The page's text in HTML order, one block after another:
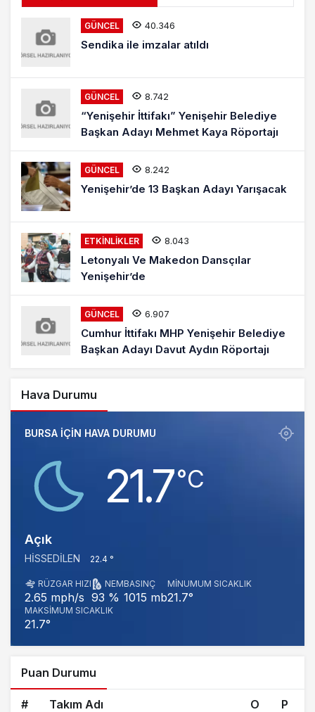
GÜNCEL 40.346
Sendika ile imzalar atıldı
GÜNCEL 8.742
“Yenişehir İttifakı” Yenişehir Belediye
Başkan Adayı Mehmet Kaya Röportajı
GÜNCEL 8.242
Yenişehir’de 13 Başkan Adayı Yarışacak
ETKINLIKLER 8.043
Letonyalı Ve Makedon Dansçılar
Yenişehir’de
GÜNCEL 6.907
Cumhur İttifakı MHP Yenişehir Belediye
Başkan Adayı Davut Aydın Röportajı
Hava Durumu
BURSA IÇIN HAVA DURUMU
21.7‎°C
Açık
HISSEDILEN 22.4 °
RÜZGAR HIZI
2.65 mph/s
NEM
93 %
BASINÇ
1015 mb
MINUMUM SICAKLIK
21.7°
MAKSIMUM SICAKLIK
21.7°
Puan Durumu
# Takım Adı O P